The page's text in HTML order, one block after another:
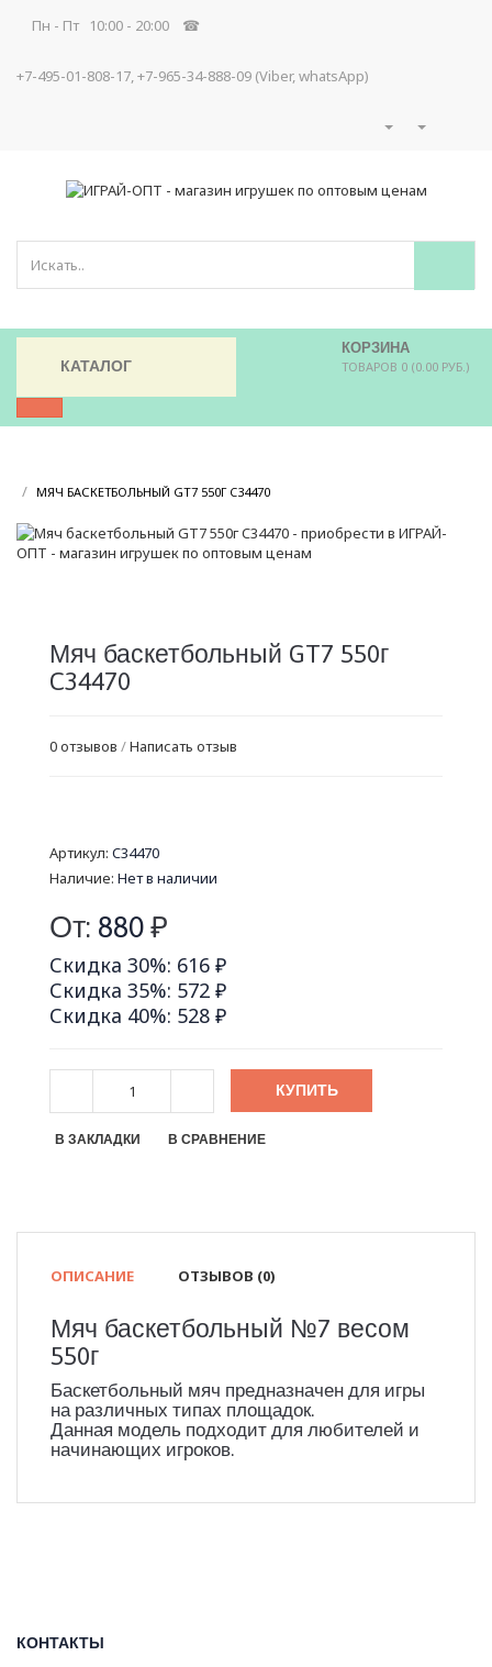
Пн - Пт 10:00 - 20:00 ☎
+7-495-01-808-17, +7-965-34-888-09 (Viber, whatsApp)
КОРЗИНА
ТОВАРОВ 0 (0.00 РУБ.)
КАТАЛОГ
/ МЯЧ БАСКЕТБОЛЬНЫЙ GT7 550Г C34470
Мяч баскетбольный GT7 550г
C34470
0 отзывов /Написать отзыв
Артикул: C34470
Наличие: Нет в наличии
От: 880₽
Скидка 30%: 616 ₽
Скидка 35%: 572 ₽
Скидка 40%: 528 ₽
КУПИТЬ
В ЗАКЛАДКИ В СРАВНЕНИЕ
ОПИСАНИЕ ОТЗЫВОВ (0)
Мяч баскетбольный №7 весом
550г
Баскетбольный мяч предназначен для игры
на различных типах площадок.
Данная модель подходит для любителей и
начинающих игроков.
КОНТАКТЫ